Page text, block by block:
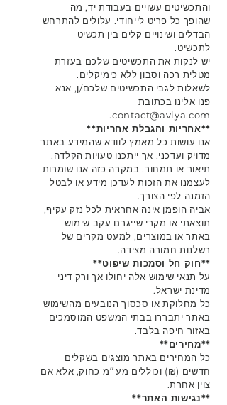
והתכשיטים עשויים בעבודת יד, מה
שהופך כל פריט לייחודי. עלולים להתרחש
הבדלים ושינויים קלים בין תכשיט
לתכשיט.
יש לנקות את התכשיטים שלכם בעזרת
מטלית רכה וסבון ללא כימיקלים.
לשאלות לגבי התכשיטים שלכם/ן, אנא
פנו אלינו בכתובת
contact@aviya.com
.
**אחריות והגבלת אחריות**
אנו עושות כל מאמץ לוודא שהמידע באתר
מדויק ועדכני, אך ייתכנו טעויות הקלדה,
תיאור או תמחור. במקרה כזה אנו שומרות
לעצמנו את הזכות לעדכן מידע או לבטל
הזמנה לפי הצורך.
אביה הופמן אינה אחראית לכל נזק עקיף,
תוצאתי או מקרי שייגרם עקב שימוש
באתר או במוצרים, למעט מקרים של
רשלנות חמורה מצידה.
**חוק חל וסמכות שיפוט**
על תנאי שימוש אלה יחולו אך ורק דיני
מדינת ישראל.
כל מחלוקת או סכסוך הנובעים מהשימוש
באתר יתבררו בבתי המשפט המוסמכים
באזור חיפה בלבד.
**מחירים**
כל המחירים באתר מוצגים בשקלים
חדשים (₪) וכוללים מע״מ כחוק, אלא אם
צוין אחרת.
**נגישות האתר**